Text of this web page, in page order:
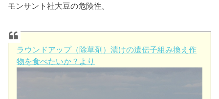
モンサント社大豆の危険性。
ラウンドアップ（除草剤）漬けの遺伝子組み換え作
物を食べたいか？より